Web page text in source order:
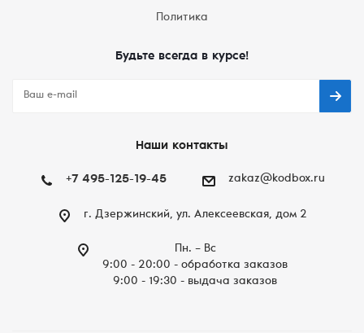
Политика
Будьте всегда в курсе!
Наши контакты
+7 495-125-19-45 zakaz@kodbox.ru
г. Дзержинский, ул. Алексеевская, дом 2
Пн. – Вc
9:00 - 20:00 - обработка заказов
9:00 - 19:30 - выдача заказов